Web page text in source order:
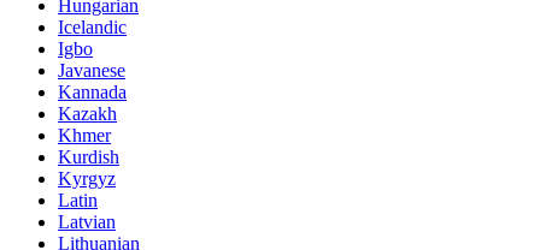
Hungarian
Icelandic
Igbo
Javanese
Kannada
Kazakh
Khmer
Kurdish
Kyrgyz
Latin
Latvian
Lithuanian